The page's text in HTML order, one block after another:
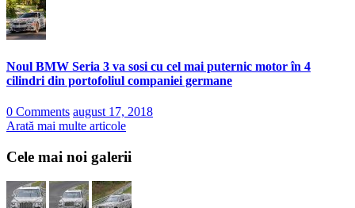
Noul BMW Seria 3 va sosi cu cel mai puternic motor în 4
cilindri din portofoliul companiei germane
0 Comments august 17, 2018
Arată mai multe articole
Cele mai noi galerii